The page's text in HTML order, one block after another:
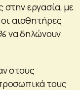
εργασία, με
αισθητήρες
να δηλώνουν
στους
τους